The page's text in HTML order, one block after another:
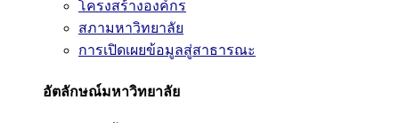
โครงสร้างองค์กร
สภามหาวิทยาลัย
การเปิดเผยข้อมูลสู่สาธารณะ
อัตลักษณ์มหาวิทยาลัย